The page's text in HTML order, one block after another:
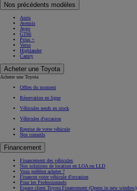
Nos précédents modèles
Auris
Avensis
Aygo
GT86
Prius +
Verso
Highlander
Camry
Acheter une Toyota
Acheter une Toyota
Offres du moment
Réservation en ligne
Véhicules neufs en stock
Véhicules d'occasion
Reprise de votre véhicule
Nos conseils
Financement
Financement des véhicules
Nos solutions de location en LOA ou LLD
Vous préférez acheter ?
Financez votre véhicule d'occasion
Pour les Professionnels
Espace client Toyota Financement (Opens in new window)